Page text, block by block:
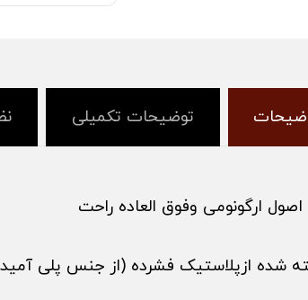
توضیحات تکمیلی
ارگونومی وفوق العاده راحت
شده ازپلاستیک فشرده (از جنس پلی